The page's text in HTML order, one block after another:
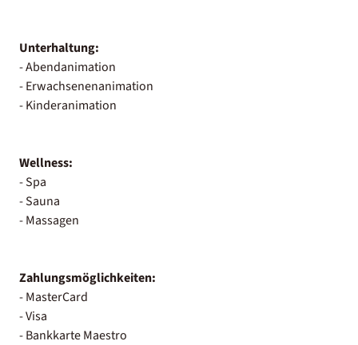
Unterhaltung:
- Abendanimation
- Erwachsenenanimation
- Kinderanimation
Wellness:
- Spa
- Sauna
- Massagen
Zahlungsmöglichkeiten:
- MasterCard
- Visa
- Bankkarte Maestro